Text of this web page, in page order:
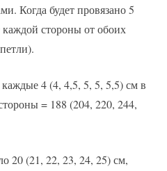
Когда будет провязано 5
стороны от обоих
4 (4, 4,5, 5, 5, 5,5) см в
= 188 (204, 220, 244,
20 (21, 22, 23, 24, 25) см,